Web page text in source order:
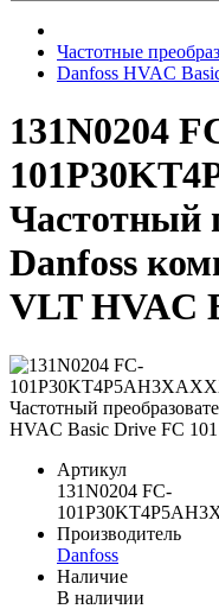
Частотные
Danfoss HVAC
131N0204
Частотный
Danfoss
VLT HVAC
Артикул
131N0204 FC-
Производитель
Danfoss
Наличие
В наличии